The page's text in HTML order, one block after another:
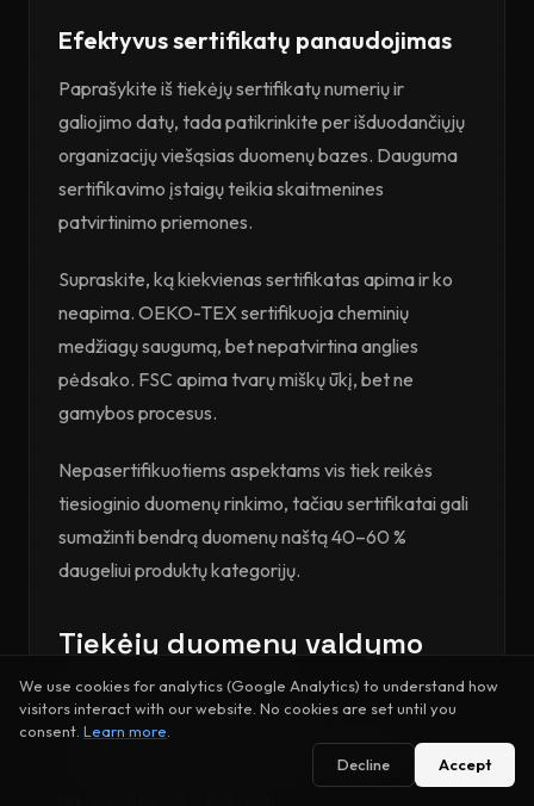
Efektyvus sertifikatų panaudojimas
Paprašykite iš tiekėjų sertifikatų numerių ir
galiojimo datų, tada patikrinkite per išduodančiųjų
organizacijų viešąsias duomenų bazes. Dauguma
sertifikavimo įstaigų teikia skaitmenines
patvirtinimo priemones.
Supraskite, ką kiekvienas sertifikatas apima ir ko
neapima. OEKO-TEX sertifikuoja cheminių
medžiagų saugumą, bet nepatvirtina anglies
pėdsako. FSC apima tvarų miškų ūkį, bet ne
gamybos procesus.
Nepasertifikuotiems aspektams vis tiek reikės
tiesioginio duomenų rinkimo, tačiau sertifikatai gali
sumažinti bendrą duomenų naštą 40–60 %
daugeliui produktų kategorijų.
Tiekėjų duomenų valdymo
sistemos kūrimas
Sėkmingam DPP įgyvendinimui reikalingos
organizuotos sistemos tiekėjų duomenims prašyti,
We use cookies for analytics (Google Analytics) to understand how
visitors interact with our website. No cookies are set until you
consent. Learn more
Decline
Accept